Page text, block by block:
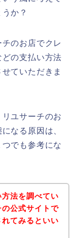
か？
のお店でクレ
の支払い方法
ていただきま
ユサーチのお
なる原因は、
でも参考にな
法を調べてい
公式サイトで
てみるといい